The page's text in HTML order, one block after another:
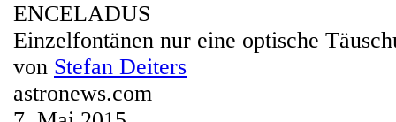
ENCELADUS
Einzelfontänen nur eine optische
von Stefan Deiters
astronews.com